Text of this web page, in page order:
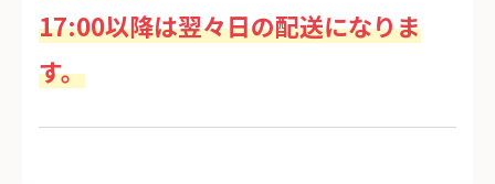
17:00以降は翌々日の配送になりま
す。